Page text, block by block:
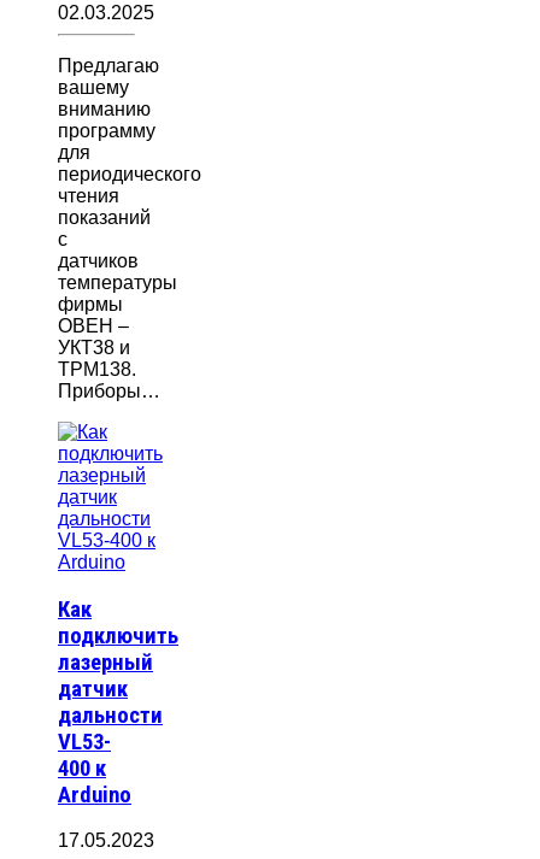
02.03.2025
Предлагаю
вашему
вниманию
программу
для
периодического
чтения
показаний
с
датчиков
температуры
фирмы
ОВЕН –
УКТ38 и
ТРМ138.
Приборы…
Как
подключить
лазерный
датчик
дальности
VL53-
400 к
Arduino
17.05.2023